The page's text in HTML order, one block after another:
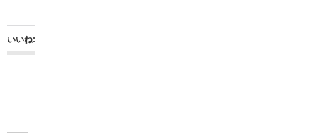
いいね: